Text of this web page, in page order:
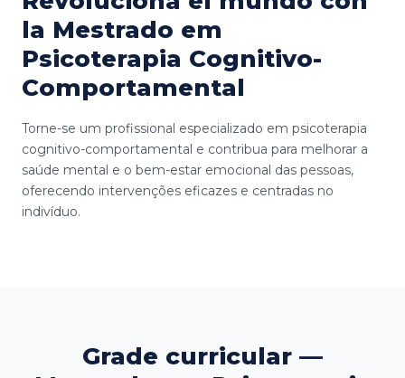
la Mestrado em
Psicoterapia Cognitivo-
Comportamental
Torne-se um profissional especializado em psicoterapia
cognitivo-comportamental e contribua para melhorar a
saúde mental e o bem-estar emocional das pessoas,
oferecendo intervenções eficazes e centradas no
indivíduo.
Grade curricular —